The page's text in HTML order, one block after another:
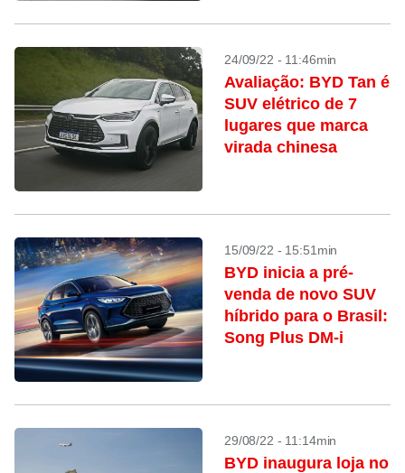
24/09/22 - 11:46min
Avaliação: BYD Tan é
SUV elétrico de 7
lugares que marca
virada chinesa
15/09/22 - 15:51min
BYD inicia a pré-
venda de novo SUV
híbrido para o Brasil:
Song Plus DM-i
29/08/22 - 11:14min
BYD inaugura loja no